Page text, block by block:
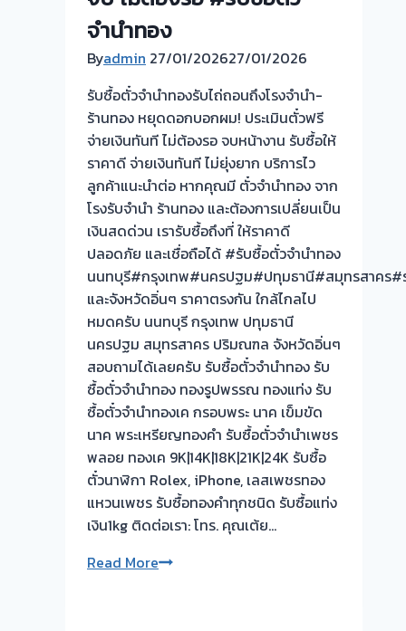
รับ
ให้
ราคา
ดี
จ่าย
เงินสด
ทันที
ไม่
ยุ่ง
ยาก
จำนำทอง
Byadmin 27/01/202627/01/2026
รับซื้อตั๋วจำนำทองรับไถ่ถอนถึงโรงจำนำ-
ร้านทอง หยุดดอกบอกผม! ประเมินตั๋วฟรี
จ่ายเงินทันที ไม่ต้องรอ จบหน้างาน รับซื้อให้
ราคาดี จ่ายเงินทันที ไม่ยุ่งยาก บริการไว
ลูกค้าแนะนำต่อ หากคุณมี ตั๋วจำนำทอง จาก
โรงรับจำนำ ร้านทอง และต้องการเปลี่ยนเป็น
เงินสดด่วน เรารับซื้อถึงที่ ให้ราคาดี
ปลอดภัย และเชื่อถือได้ #รับซื้อตั๋วจำนำทอง
นนทบุรี#กรุงเทพ#นครปฐม#ปทุมธานี#สมุทรสาคร#
และจังหวัดอิ่นๆ ราคาตรงกัน ใกล้ไกลไป
หมดครับ นนทบุรี กรุงเทพ ปทุมธานี
นครปฐม สมุทรสาคร ปริมณฑล จังหวัดอิ่นๆ
สอบถามได้เลยครับ รับซื้อตั๋วจำนำทอง รับ
ซื้อตั๋วจำนำทอง ทองรูปพรรณ ทองแท่ง รับ
ซื้อตั๋วจำนำทองเค กรอบพระ นาค เข็มขัด
นาค พระเหรียญทองคำ รับซื้อตั๋วจำนำเพชร
พลอย ทองเค 9K|14K|18K|21K|24K รับซื้อ
ตั๋วนาฬิกา Rolex, iPhone, เลสเพชรทอง
แหวนเพชร รับซื้อทองคำทุกชนิด รับซื้อแท่ง
เงิน1kg ติดต่อเรา: โทร. คุณเต้ย…
Read Moreสวัสดี